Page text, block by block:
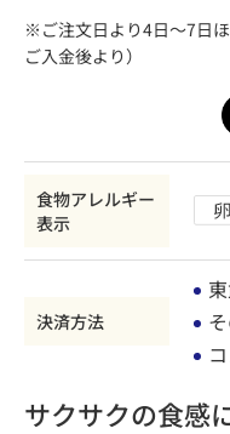
※ご注文日より4日～7日
ご入金後より）
食物アレルギー
表示
決済方法
サクサクの食感